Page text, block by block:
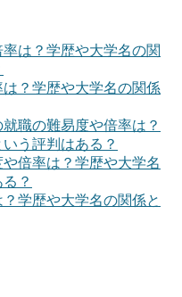
は？学歴や大学名の関
？学歴や大学名の関係
職の難易度や倍率は？
う評判はある？
倍率は？学歴や大学名
？
学歴や大学名の関係と